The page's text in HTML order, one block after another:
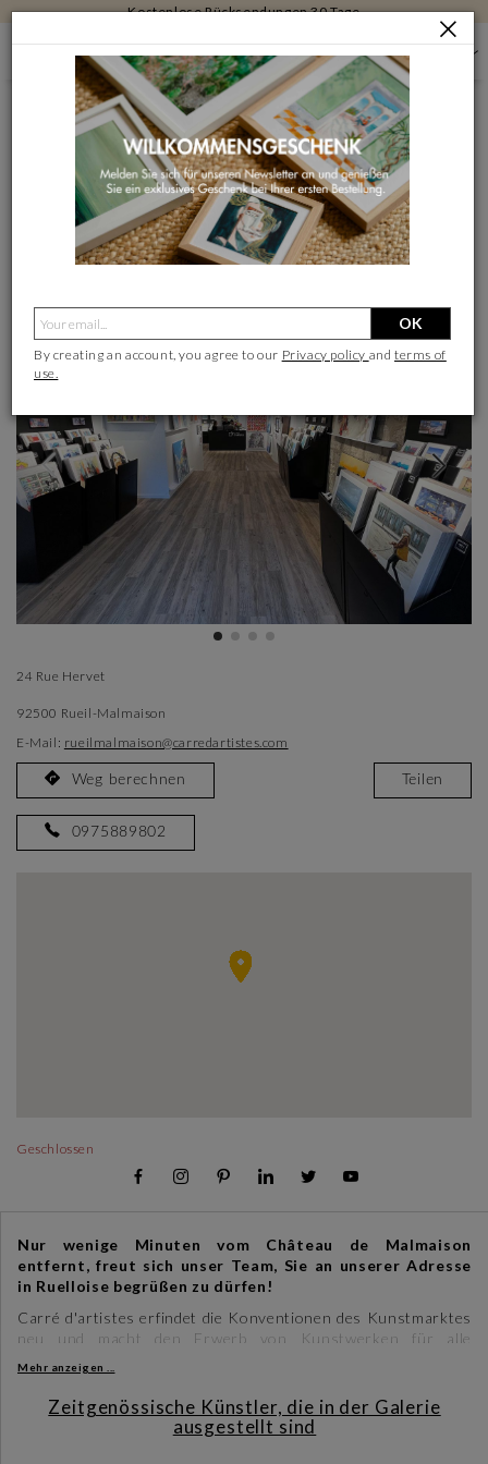
Kostenlose Rücksendungen 30 Tage
GALERIEN FÜR ZEITGENÖSSISCHE KUNST
HAUTS-DE-SEINE
KUNSTGALERIE CARRÉ D'ARTISTES IN RUEIL-MALMAISON
KUNSTGALERIE CARRÉ D'ARTISTES IN RUEIL-
MALMAISON
Als meine Lieblingsgalerie auswählen
24 Rue Hervet
92500 Rueil-Malmaison
E-Mail: rueilmalmaison@carredartistes.com
Weg berechnen Teilen
0975889802
Geschlossen
Nur wenige Minuten vom Château de Malmaison
entfernt, freut sich unser Team, Sie an unserer Adresse
in Ruelloise begrüßen zu dürfen!
Carré d'artistes erfindet die Konventionen des Kunstmarktes
neu und macht den Erwerb von Kunstwerken für alle
laden Sie ein, die einzigartigen Kreationen unserer Künstler zu
entdecken. Ob Gemälde oder Skulpturen, Sie werden exklusive
Schätze entdecken, die von unseren leidenschaftlichen
Kuratoren sorgfältig ausgewählt wurden.
Mehr anzeigen ...
Zeitgenössische Künstler, die in der Galerie
ausgestellt sind
OK
By creating an account, you agree to our Privacy policy andterms of
use.